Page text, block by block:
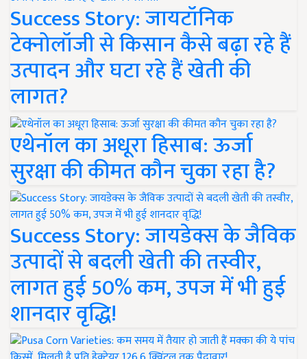
Success Story: जायटॉनिक
टेक्नोलॉजी से किसान कैसे बढ़ा रहे हैं
उत्पादन और घटा रहे हैं खेती की
लागत?
एथेनॉल का अधूरा हिसाब: ऊर्जा
सुरक्षा की कीमत कौन चुका रहा है?
Success Story: जायडेक्स के जैविक
उत्पादों से बदली खेती की तस्वीर,
लागत हुई 50% कम, उपज में भी हुई
शानदार वृद्धि!